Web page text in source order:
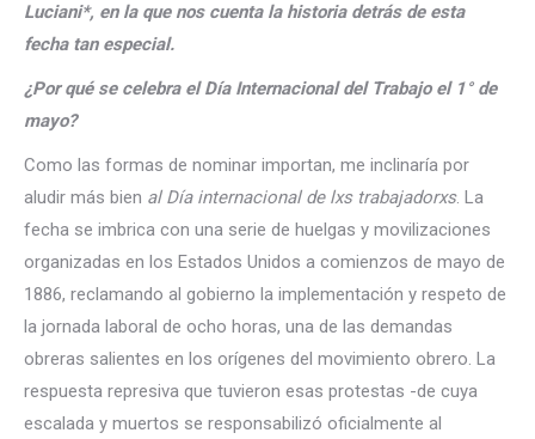
Luciani*, en la que nos cuenta la historia detrás de esta
fecha tan especial.
¿Por qué se celebra el Día Internacional del Trabajo el 1° de
mayo?
Como las formas de nominar importan, me inclinaría por
aludir más bien al Día internacional de lxs trabajadorxs. La
fecha se imbrica con una serie de huelgas y movilizaciones
organizadas en los Estados Unidos a comienzos de mayo de
1886, reclamando al gobierno la implementación y respeto de
la jornada laboral de ocho horas, una de las demandas
obreras salientes en los orígenes del movimiento obrero. La
respuesta represiva que tuvieron esas protestas -de cuya
escalada y muertos se responsabilizó oficialmente al